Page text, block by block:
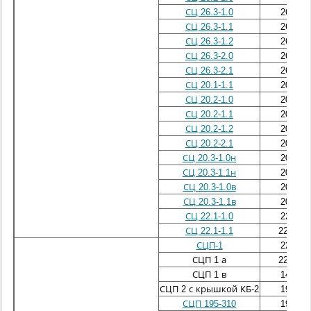
СЦ 26.3-1.0
СЦ 26.3-1.1
СЦ 26.3-1.2
СЦ 26.3-2.0
СЦ 26.3-2.1
СЦ 20.1-1.1
СЦ 20.2-1.0
СЦ 20.2-1.1
СЦ 20.2-1.2
СЦ 20.2-2.1
СЦ 20.3-1.0н
СЦ 20.3-1.1н
СЦ 20.3-1.0в
СЦ 20.3-1.1в
СЦ 22.1-1.0
СЦ 22.1-1.1
СЦП-1
СЦП 1 а
СЦП 1 в
СЦП 2 с крышкой КБ-2
СЦП 195-310